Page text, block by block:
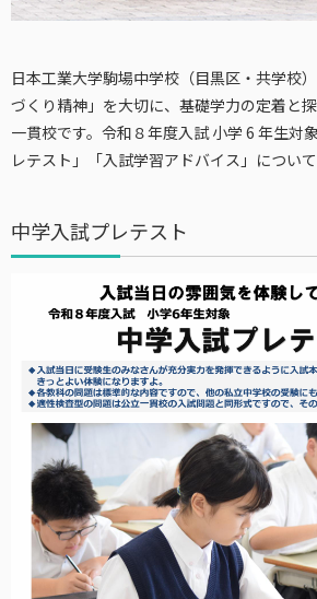
日本工業大学駒場中学校（目黒区・共学校
づくり精神」を大切に、基礎学力の定着と
一貫校です。令和８年度入試 小学 6 年生対
レテスト」「入試学習アドバイス」につい
中学入試プレテスト